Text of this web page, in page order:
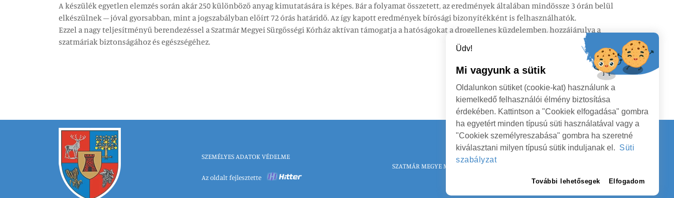
A készülék egyetlen elemzés során akár 250 különböző anyag kimutatására is képes. Bár a folyamat összetett, az eredmények általában mindössze 3 órán belül
elkészülnek – jóval gyorsabban, mint a jogszabályban előírt 72 órás határidő. Az így kapott eredmények bírósági bizonyítékként is felhasználhatók.
Ezzel a nagy teljesítményű berendezéssel a Szatmár Megyei Sürgősségi Kórház aktívan támogatja a hatóságokat a drogellenes küzdelemben, hozzájárulva a
szatmáriak biztonságához és egészségéhez.
SZEMÉLYES ADATOK VÉDELME
Az oldalt fejlesztette
SZATMÁR MEGYE MEGYEI TANÁCS
Üdv!
Mi vagyunk a sütik
Oldalunkon sütiket (cookie-kat) használunk a
kiemelkedő felhasználói élmény biztosítása
érdekében. Kattintson a "Cookiek elfogadása" gombra
ha egyetért minden típusú süti használatával vagy a
"Cookiek személyreszabása" gombra ha szeretné
kiválasztani milyen típusú sütik induljanak el. Süti
szabályzat
További lehetősegek Elfogadom